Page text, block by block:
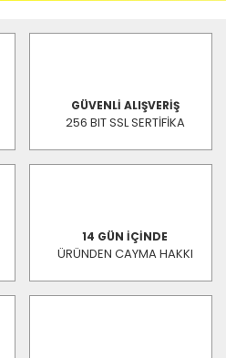
GÜVENLİ ALIŞVERİŞ
256 BIT SSL SERTİFİKA
14 GÜN İÇİNDE
ÜRÜNDEN CAYMA HAKKI